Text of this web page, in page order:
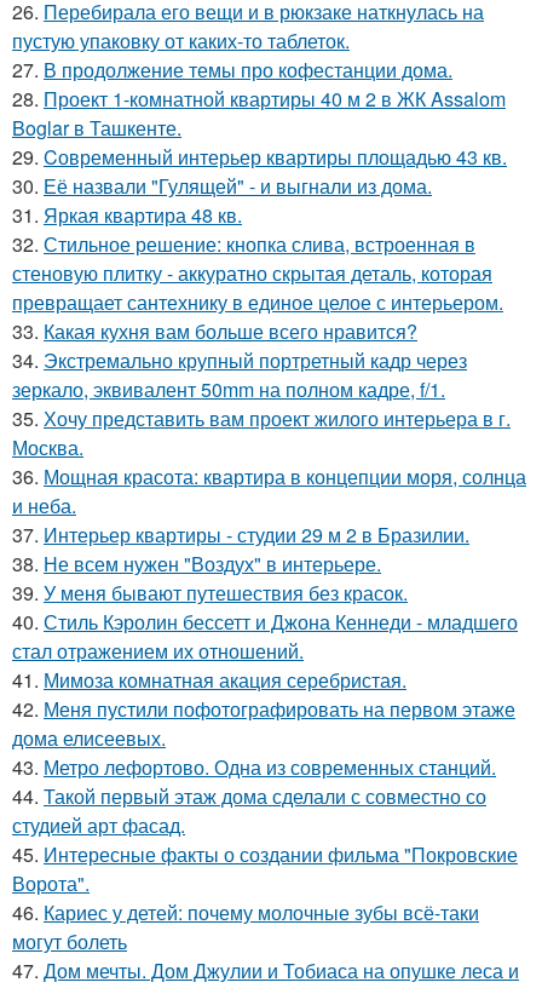
26. Перебирала его вещи и в рюкзаке наткнулась на
пустую упаковку от каких-то таблеток.
27. В продолжение темы про кофестанции дома.
28. Проект 1-комнатной квартиры 40 м 2 в ЖК Assalom
Boglar в Ташкенте.
29. Cовременный интерьер квартиры площадью 43 кв.
30. Её назвали "Гулящей" - и выгнали из дома.
31. Яркая квартира 48 кв.
32. Стильное решение: кнопка слива, встроенная в
стеновую плитку - аккуратно скрытая деталь, которая
превращает сантехнику в единое целое с интерьером.
33. Какая кухня вам больше всего нравится?
34. Экстремально крупный портретный кадр через
зеркало, эквивалент 50mm на полном кадре, f/1.
35. Хочу представить вам проект жилого интерьера в г.
Москва.
36. Мощная красота: квартира в концепции моря, солнца
и неба.
37. Интерьер квартиры - студии 29 м 2 в Бразилии.
38. Не всем нужен "Воздух" в интерьере.
39. У меня бывают путешествия без красок.
40. Стиль Кэролин бессетт и Джона Кеннеди - младшего
стал отражением их отношений.
41. Мимоза комнатная акация серебристая.
42. Меня пустили пофотографировать на первом этаже
дома елисеевых.
43. Метро лефортово. Одна из современных станций.
44. Такой первый этаж дома сделали с совместно со
студией арт фасад.
45. Интересные факты о создании фильма "Покровские
Ворота".
46. Кариес у детей: почему молочные зубы всё-таки
могут болеть
47. Дом мечты. Дом Джулии и Тобиаса на опушке леса и